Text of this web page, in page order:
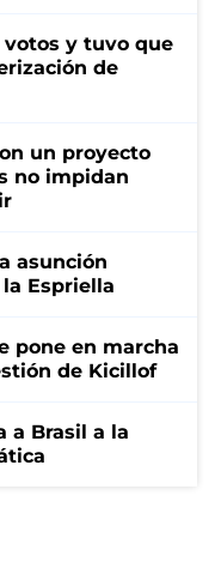
votos y tuvo que
de
un proyecto
no impidan
asunción
Espriella
pone en marcha
de Kicillof
a Brasil a la